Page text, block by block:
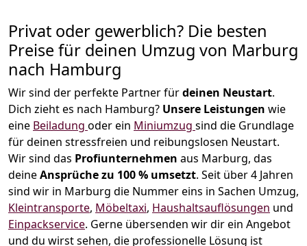
Privat oder gewerblich? Die besten
Preise für deinen Umzug von Marburg
nach Hamburg
Wir sind der perfekte Partner fürdeinen Neustart.
Dich zieht es nach Hamburg? Unsere Leistungen wie
eine Beiladung oder ein Miniumzug sind die Grundlage
für deinen stressfreien und reibungslosen Neustart.
Wir sind das Profiunternehmen aus Marburg, das
deineAnsprüche zu 100 % umsetzt. Seit über 4 Jahren
sind wir in Marburg die Nummer eins in Sachen Umzug,
Kleintransporte, Möbeltaxi, Haushaltsauflösungen und
Einpackservice. Gerne übersenden wir dir ein Angebot
und du wirst sehen, die professionelle Lösung ist